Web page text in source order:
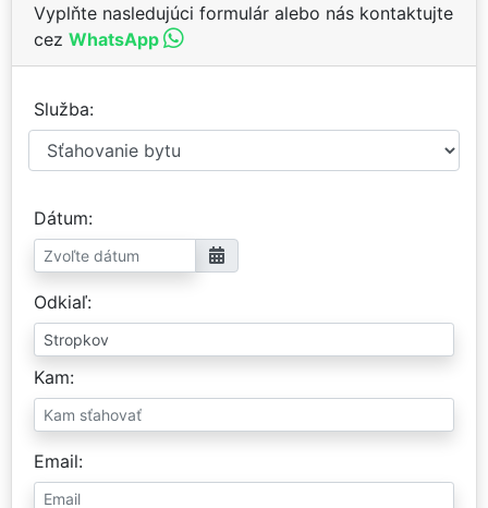
Vyplňte nasledujúci formulár alebo nás kontaktujte
cez WhatsApp
Služba
Dátum
Odkiaľ
Kam
Email